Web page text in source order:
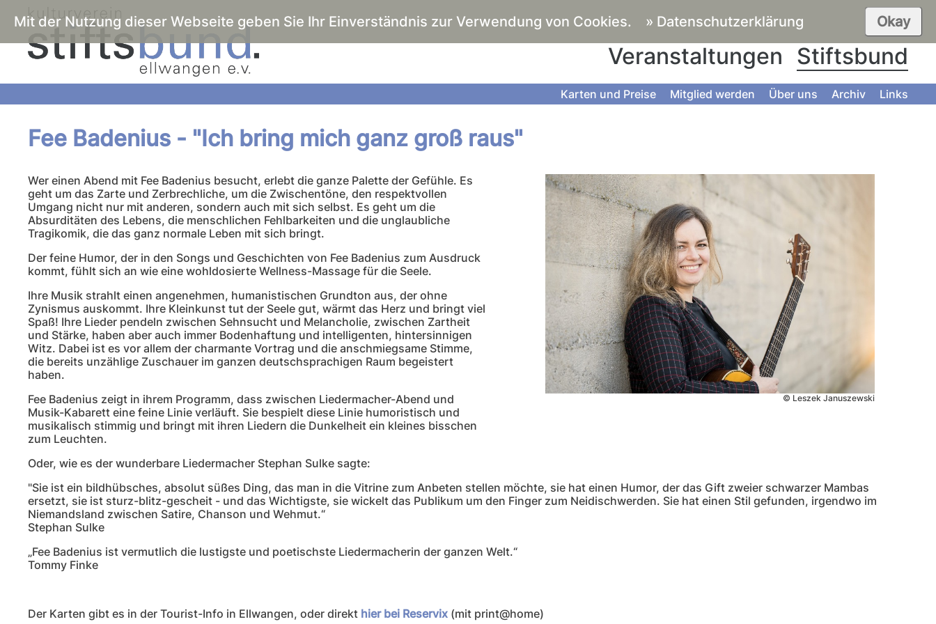
Veranstaltungen Stiftsbund
Karten und Preise Mitglied werden Über uns Archiv Links
Fee Badenius - "Ich bring mich ganz groß raus"
© Leszek Januszewski
© Leszek Januszewski
Wer einen Abend mit Fee Badenius besucht, erlebt die ganze Palette der Gefühle. Es
geht um das Zarte und Zerbrechliche, um die Zwischentöne, den respektvollen
Umgang nicht nur mit anderen, sondern auch mit sich selbst. Es geht um die
Absurditäten des Lebens, die menschlichen Fehlbarkeiten und die unglaubliche
Tragikomik, die das ganz normale Leben mit sich bringt.
Der feine Humor, der in den Songs und Geschichten von Fee Badenius zum Ausdruck
kommt, fühlt sich an wie eine wohldosierte Wellness-Massage für die Seele.
Ihre Musik strahlt einen angenehmen, humanistischen Grundton aus, der ohne
Zynismus auskommt. Ihre Kleinkunst tut der Seele gut, wärmt das Herz und bringt viel
Spaß! Ihre Lieder pendeln zwischen Sehnsucht und Melancholie, zwischen Zartheit
und Stärke, haben aber auch immer Bodenhaftung und intelligenten, hintersinnigen
Witz. Dabei ist es vor allem der charmante Vortrag und die anschmiegsame Stimme,
die bereits unzählige Zuschauer im ganzen deutschsprachigen Raum begeistert
haben.
Fee Badenius zeigt in ihrem Programm, dass zwischen Liedermacher-Abend und
Musik-Kabarett eine feine Linie verläuft. Sie bespielt diese Linie humoristisch und
musikalisch stimmig und bringt mit ihren Liedern die Dunkelheit ein kleines bisschen
zum Leuchten.
Oder, wie es der wunderbare Liedermacher Stephan Sulke sagte:
"Sie ist ein bildhübsches, absolut süßes Ding, das man in die Vitrine zum Anbeten stellen möchte, sie hat einen Humor, der das Gift zweier schwarzer Mambas
ersetzt, sie ist sturz-blitz-gescheit - und das Wichtigste, sie wickelt das Publikum um den Finger zum Neidischwerden. Sie hat einen Stil gefunden, irgendwo im
Niemandsland zwischen Satire, Chanson und Wehmut.“
Stephan Sulke
„Fee Badenius ist vermutlich die lustigste und poetischste Liedermacherin der ganzen Welt.“
Tommy Finke
Der Karten gibt es in der Tourist-Info in Ellwangen, oder direkt hier bei Reservix (mit print@home)
Mit der Nutzung dieser Webseite geben Sie Ihr Einverständnis zur Verwendung von Cookies. » Datenschutzerklärung Okay